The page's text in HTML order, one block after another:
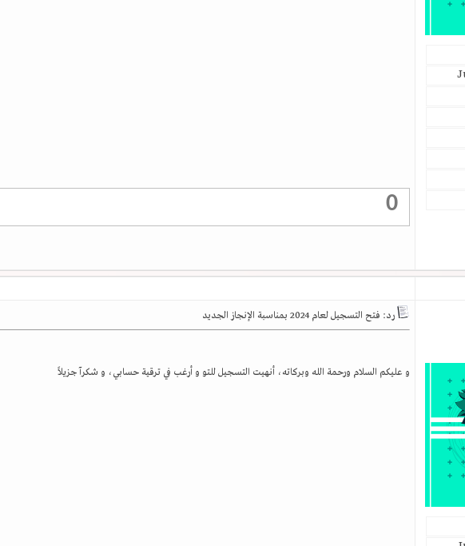
0
رد: فتح التسجيل لعام 2024 بمناسبة الإنجاز الجديد
و عليكم السلام ورحمة الله وبركاته، أنهيت التسجيل للتو و أرغب في ترقية حسابي، و شكرآ جزيلاً